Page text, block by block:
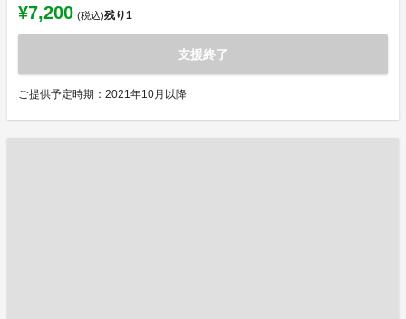
¥7,200 (税込)残り1
支援終了
ご提供予定時期：2021年10月以降